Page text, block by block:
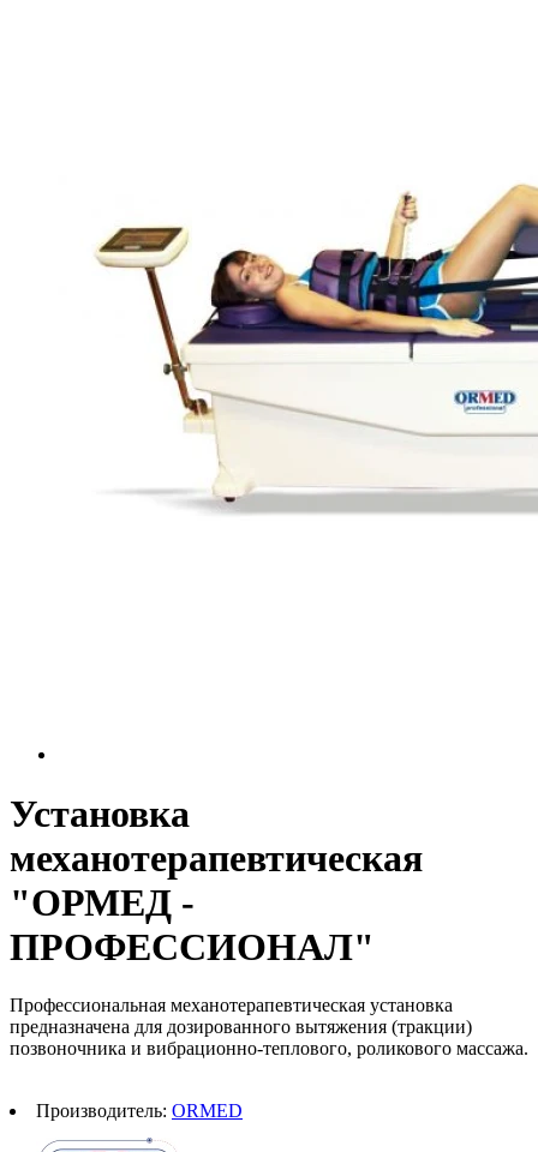
Установка
механотерапевтическая
"ОРМЕД -
ПРОФЕССИОНАЛ"
Профессиональная механотерапевтическая установка
предназначена для дозированного вытяжения (тракции)
позвоночника и вибрационно-теплового, роликового массажа.
Производитель: ORMED